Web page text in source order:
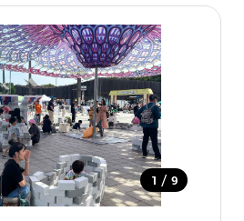
1 / 9